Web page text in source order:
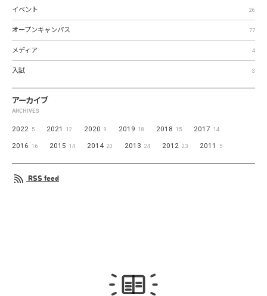
イベント 26
オープンキャンパス 77
メディア 4
入試 3
アーカイブ
ARCHIVES
2022 5 2021 12 2020 9 2019 18 2018 15 2017 14
2016 16 2015 14 2014 20 2013 24 2012 23 2011 5
RSS feed